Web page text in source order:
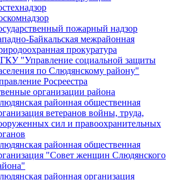
пожарный надзор
Байкальская межрайонная
прокуратура
"Управление социальной защиты
по Слюдянскому району"
Росреестра
организации района
районная общественная
ветеранов войны, труда,
сил и правоохранительных
районная общественная
"Совет женщин Слюдянского
районная организация